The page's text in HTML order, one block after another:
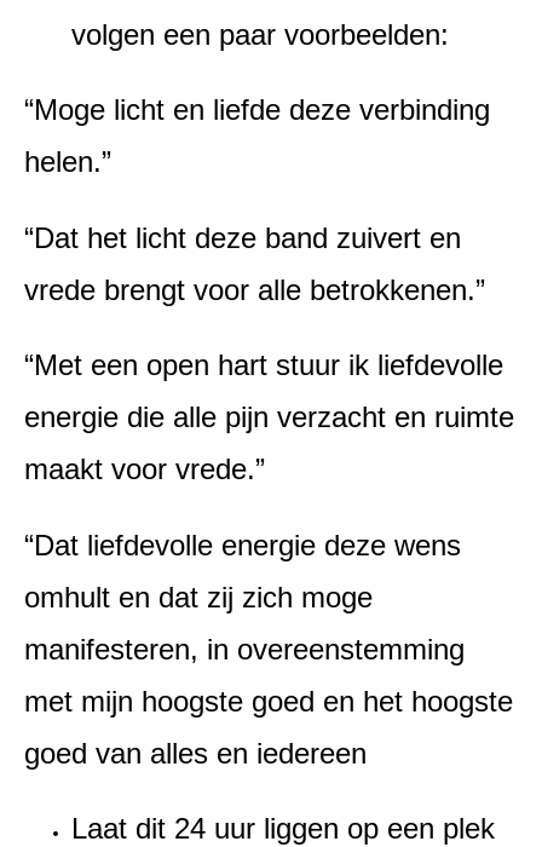
volgen een paar voorbeelden:
“Moge licht en liefde deze verbinding
helen.”
“Dat het licht deze band zuivert en
vrede brengt voor alle betrokkenen.”
“Met een open hart stuur ik liefdevolle
energie die alle pijn verzacht en ruimte
maakt voor vrede.”
“Dat liefdevolle energie deze wens
omhult en dat zij zich moge
manifesteren, in overeenstemming
met mijn hoogste goed en het hoogste
goed van alles en iedereen
Laat dit 24 uur liggen op een plek